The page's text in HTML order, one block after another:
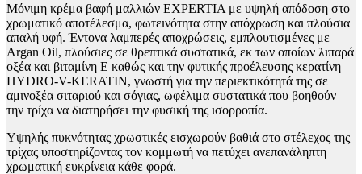
Μόνιμη κρέμα βαφή μαλλιών EXPERTIA με υψηλή απόδοση στο
χρωματικό αποτέλεσμα, φωτεινότητα στην απόχρωση και πλούσια
απαλή υφή. Έντονα λαμπερές αποχρώσεις, εμπλουτισμένες με
Argan Oil, πλούσιες σε θρεπτικά συστατικά, εκ των οποίων λιπαρά
οξέα και βιταμίνη Ε καθώς και την φυτικής προέλευσης κερατίνη
HYDRO-V-KERATIN, γνωστή για την περιεκτικότητά της σε
αμινοξέα σιταριού και σόγιας, ωφέλιμα συστατικά που βοηθούν
την τρίχα να διατηρήσει την φυσική της ισορροπία.
Υψηλής πυκνότητας χρωστικές εισχωρούν βαθιά στο στέλεχος της
τρίχας υποστηρίζοντας τον κομμωτή να πετύχει ανεπανάληπτη
χρωματική ευκρίνεια κάθε φορά.